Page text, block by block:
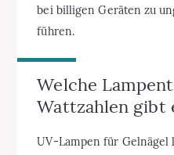
bei billigen Geräten zu
führen.
Welche
Wattzahlen gibt
UV-Lampen für Gelnägel